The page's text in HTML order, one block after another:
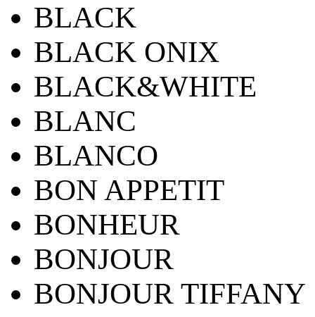
BLACK
BLACK ONIX
BLACK&WHITE
BLANC
BLANCO
BON APPETIT
BONHEUR
BONJOUR
BONJOUR TIFFANY